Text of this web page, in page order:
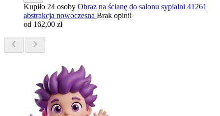
Kupiło 24 osoby Obraz na ścianę do salonu sypialni 41261
abstrakcja nowoczesna Brak opinii
od 162,00 zł